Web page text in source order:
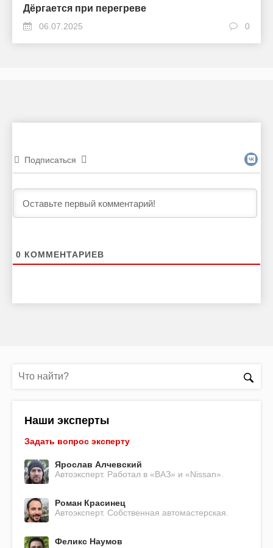
Дёргается при перегреве
06.07.2025 0
Подписаться
0 КОММЕНТАРИЕВ
Наши эксперты
Задать вопрос эксперту
Ярослав Алчевский
Автоэксперт. Работал в «ВАЗ» и «Nissan».
Роман Красинец
Автоэксперт. Собственная автомастерская.
Феликс Наумов